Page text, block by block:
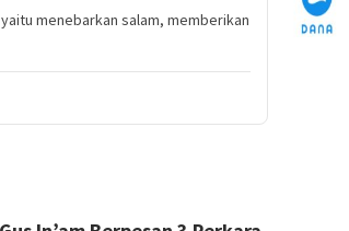
menebarkan salam, memberikan